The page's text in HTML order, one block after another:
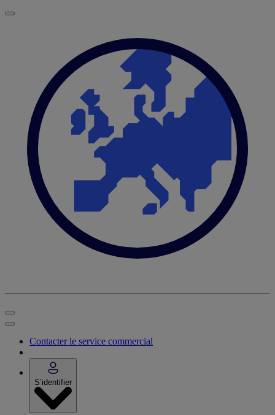
Contacter le service commercial
S’identifier